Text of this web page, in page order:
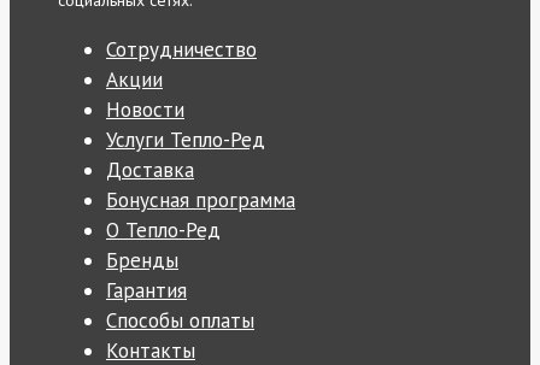
Сотрудничество
Акции
Новости
Услуги Тепло-Ред
Доставка
Бонусная программа
О Тепло-Ред
Бренды
Гарантия
Способы оплаты
Контакты